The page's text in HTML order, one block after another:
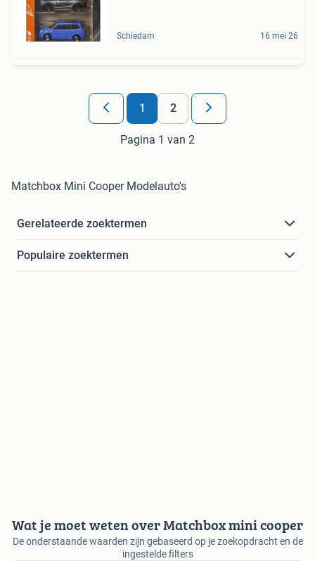
Schiedam 16 mei 26
1 2
Pagina 1 van 2
Matchbox Mini Cooper Modelauto's
Gerelateerde zoektermen
Populaire zoektermen
Wat je moet weten over Matchbox mini cooper
De onderstaande waarden zijn gebaseerd op je zoekopdracht en de
ingestelde filters